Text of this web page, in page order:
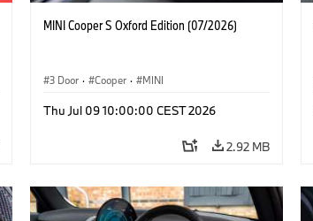
MINI Cooper S Oxford Edition (07/2026)
3 Door · Cooper · MINI
Thu Jul 09 10:00:00 CEST 2026
2.92 MB